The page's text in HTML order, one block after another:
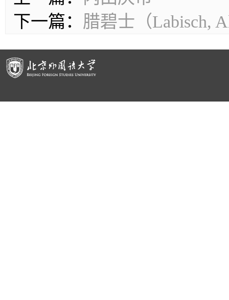
下一篇： 腊碧士（Labisch,